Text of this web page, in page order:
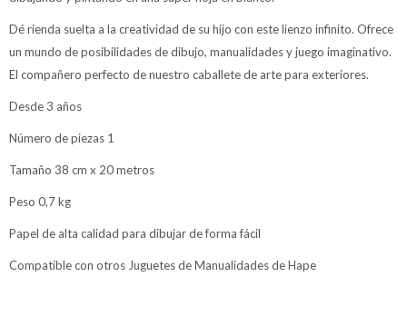
Dé rienda suelta a la creatividad de su hijo con este lienzo infinito. Ofrece
un mundo de posibilidades de dibujo, manualidades y juego imaginativo.
El compañero perfecto de nuestro caballete de arte para exteriores.
Desde 3 años
Número de piezas 1
Tamaño 38 cm x 20 metros
Peso 0,7 kg
Papel de alta calidad para dibujar de forma fácil
Compatible con otros Juguetes de Manualidades de Hape